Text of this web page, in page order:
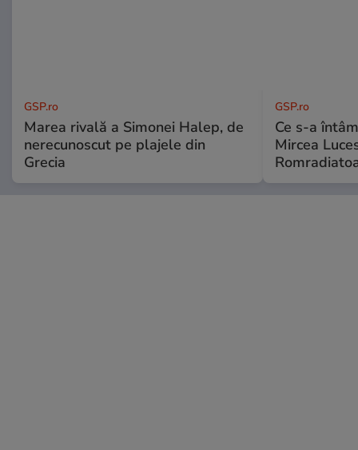
GSP.ro
Marea rivală a Simonei Halep, de
nerecunoscut pe plajele din
Grecia
GSP.ro
Ce s-a
Mircea